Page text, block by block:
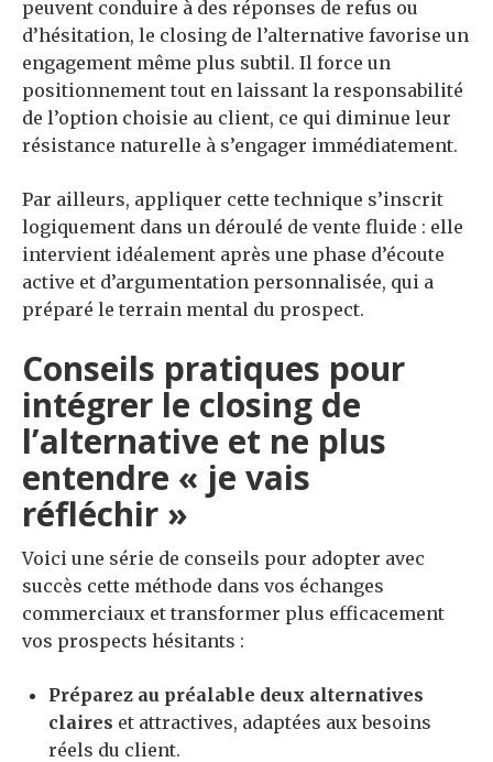
peuvent conduire à des réponses de refus ou
d’hésitation, le closing de l’alternative favorise un
engagement même plus subtil. Il force un
positionnement tout en laissant la responsabilité
de l’option choisie au client, ce qui diminue leur
résistance naturelle à s’engager immédiatement.
Par ailleurs, appliquer cette technique s’inscrit
logiquement dans un déroulé de vente fluide : elle
intervient idéalement après une phase d’écoute
active et d’argumentation personnalisée, qui a
préparé le terrain mental du prospect.
Conseils pratiques pour
intégrer le closing de
l’alternative et ne plus
entendre « je vais
réfléchir »
Voici une série de conseils pour adopter avec
succès cette méthode dans vos échanges
commerciaux et transformer plus efficacement
vos prospects hésitants :
Préparez au préalable deux alternatives
claires et attractives, adaptées aux besoins
réels du client.